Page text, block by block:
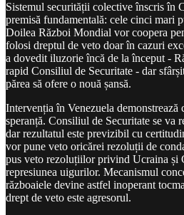
Sistemul securității colective înscris în
premisă fundamentală: cele cinci mari
Doilea Război Mondial vor coopera
folosi dreptul de veto doar în cazuri
a dovedit iluzorie încă de la început -
rapid Consiliul de Securitate - dar
părea să ofere o nouă șansă.
Intervenția în Venezuela demonstrează
speranță. Consiliul de Securitate se va
dar rezultatul este previzibil cu
vor pune veto oricărei rezoluții de
pus veto rezoluțiilor privind Ucraina și
represiunea uigurilor. Mecanismul
războaiele devine astfel inoperant
drept de veto este agresorul.